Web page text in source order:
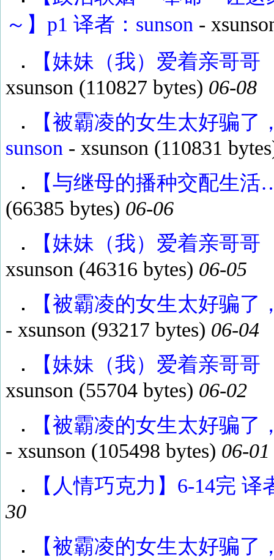
～】p1 译者：sunson -
【妹妹（我）爱着亲哥哥
xsunson (110827 bytes) 06-08
【被霸凌的女生太好骗
sunson - xsunson (110831
【与继母的播种交配生
(66385 bytes) 06-06
【妹妹（我）爱着亲哥哥
xsunson (46316 bytes) 06-05
【被霸凌的女生太好骗了
- xsunson (93217 bytes) 06-04
【妹妹（我）爱着亲哥哥
xsunson (55704 bytes) 06-02
【被霸凌的女生太好骗了
- xsunson (105498 bytes) 06-01
【人情巧克力】6-14完 译
30
【被霸凌的女生太好骗了